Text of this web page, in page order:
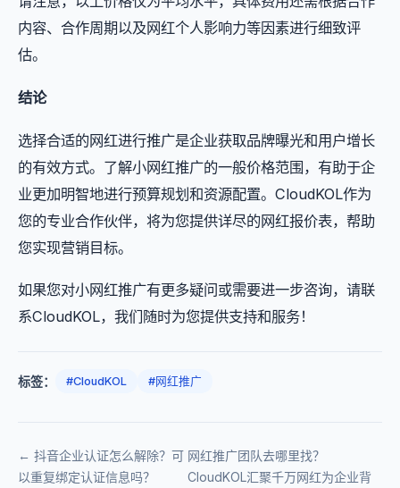
内容、合作周期以及网红个人影响力等因素进行细致评
估。
结论
选择合适的网红进行推广是企业获取品牌曝光和用户增长
的有效方式。了解小网红推广的一般价格范围，有助于企
业更加明智地进行预算规划和资源配置。CloudKOL作为
您的专业合作伙伴，将为您提供详尽的网红报价表，帮助
您实现营销目标。
如果您对小网红推广有更多疑问或需要进一步咨询，请联
系CloudKOL，我们随时为您提供支持和服务！
标签： #CloudKOL #网红推广
← 抖音企业认证怎么解除？可
以重复绑定认证信息吗？
网红推广团队去哪里找？
CloudKOL汇聚千万网红为企业背